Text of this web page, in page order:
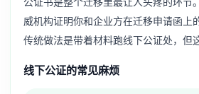
威机构证明你和企业方在迁移申请函上
传统做法是带着材料跑线下公证处，但
线下公证的常见麻烦